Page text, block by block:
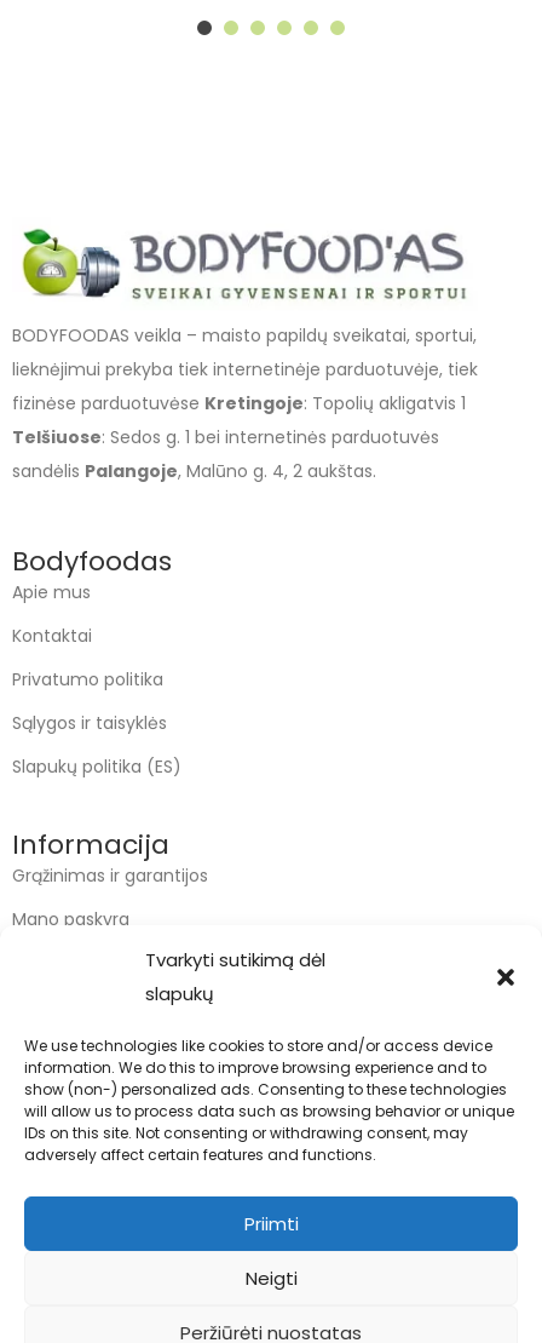
Tvarkyti sutikimą dėl
slapukų
We use technologies like cookies to store and/or access device
information. We do this to improve browsing experience and to
show (non-) personalized ads. Consenting to these technologies
will allow us to process data such as browsing behavior or unique
IDs on this site. Not consenting or withdrawing consent, may
adversely affect certain features and functions.
Priimti
Neigti
Peržiūrėti nuostatas
BODYFOODAS veikla – maisto papildų sveikatai, sportui,
lieknėjimui prekyba tiek internetinėje parduotuvėje, tiek
fizinėse parduotuvėse Kretingoje: Topolių akligatvis 1
Telšiuose: Sedos g. 1 bei internetinės parduotuvės
sandėlis Palangoje, Malūno g. 4, 2 aukštas.
Bodyfoodas
Apie mus
Kontaktai
Privatumo politika
Sąlygos ir taisyklės
Slapukų politika (ES)
Informacija
Grąžinimas ir garantijos
Mano paskyra
Kontaktai
info@bodyfoodas.lt
+370 600 77017
Visos teisės saugomos © Bodyfoodas.lt 2026